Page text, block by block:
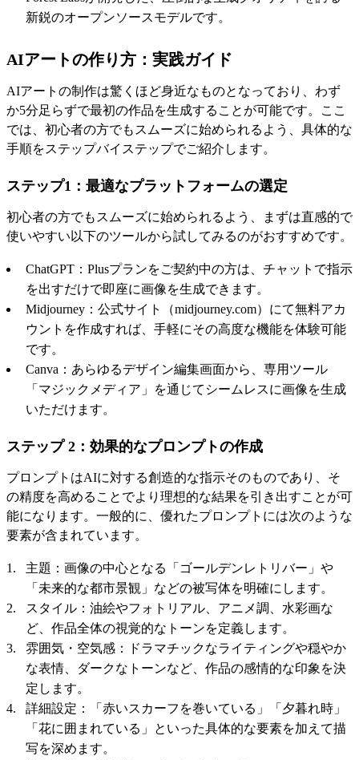
新鋭のオープンソースモデルです。
AIアートの作り方：実践ガイド
AIアートの制作は驚くほど身近なものとなっており、わず
か5分足らずで最初の作品を生成することが可能です。ここ
では、初心者の方でもスムーズに始められるよう、具体的な
手順をステップバイステップでご紹介します。
ステップ1：最適なプラットフォームの選定
初心者の方でもスムーズに始められるよう、まずは直感的で
使いやすい以下のツールから試してみるのがおすすめです。
ChatGPT：Plusプランをご契約中の方は、チャットで指示
を出すだけで即座に画像を生成できます。
Midjourney：公式サイト（midjourney.com）にて無料アカ
ウントを作成すれば、手軽にその高度な機能を体験可能
です。
Canva：あらゆるデザイン編集画面から、専用ツール
「マジックメディア」を通じてシームレスに画像を生成
いただけます。
ステップ 2：効果的なプロンプトの作成
プロンプトはAIに対する創造的な指示そのものであり、そ
の精度を高めることでより理想的な結果を引き出すことが可
能になります。一般的に、優れたプロンプトには次のような
要素が含まれています。
主題：画像の中心となる「ゴールデンレトリバー」や
「未来的な都市景観」などの被写体を明確にします。
スタイル：油絵やフォトリアル、アニメ調、水彩画な
ど、作品全体の視覚的なトーンを定義します。
雰囲気・空気感：ドラマチックなライティングや穏やか
な表情、ダークなトーンなど、作品の感情的な印象を決
定します。
詳細設定：「赤いスカーフを巻いている」「夕暮れ時」
「花に囲まれている」といった具体的な要素を加えて描
写を深めます。